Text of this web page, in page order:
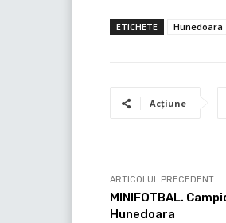
ETICHETE Hunedoara
Acțiune
ARTICOLUL PRECEDENT
MINIFOTBAL.
Hunedoara